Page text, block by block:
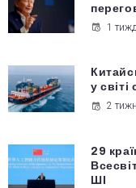
1
у
2
29
ШІ